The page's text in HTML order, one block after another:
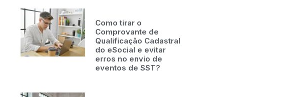
Como tirar o
Comprovante de
Qualificação Cadastral
do eSocial e evitar
erros no envio de
eventos de SST?